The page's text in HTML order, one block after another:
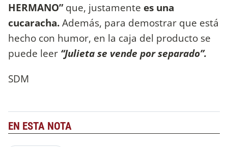
HERMANO”que, justamente es una
cucaracha.Además, para demostrar que está
hecho con humor, en la caja del producto se
puede leer “Julieta se vende por separado”.
SDM
EN ESTA NOTA